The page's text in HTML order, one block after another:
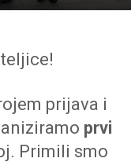
prijava i
prvi
Primili smo